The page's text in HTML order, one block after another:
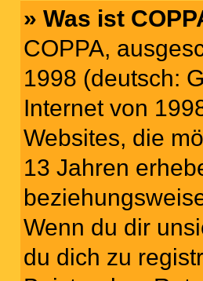
» Was ist
COPPA,
1998 (deutsch:
Internet von
Websites, die
13 Jahren
Wenn du dir
du dich zu